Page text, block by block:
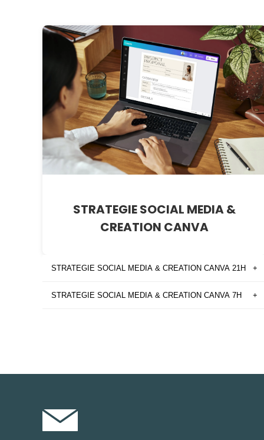
STRATEGIE SOCIAL MEDIA &
CREATION CANVA
STRATEGIE SOCIAL MEDIA & CREATION CANVA 21H +
STRATEGIE SOCIAL MEDIA & CREATION CANVA 7H +